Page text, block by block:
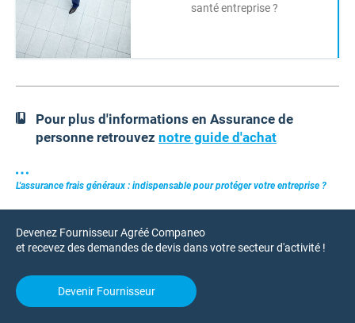
santé entreprise ?
Pour plus d'informations en Assurance de
personne retrouvez notre guide d'achat
L'assurance frais généraux : indispensable pour protéger votre entreprise ?
Devenez Fournisseur Agréé Companeo
et recevez des demandes de devis dans votre secteur d'activité !
Devenir Fournisseur